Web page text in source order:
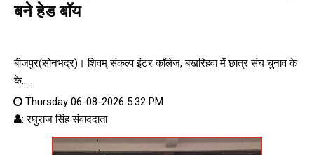
बने हेड बॉय
बीजपुर(सोनभद्र)। शिवम् संकल्प इंटर कॉलेज, बखरिहवा में छात्र संघ चुनाव के
के....
Thursday 06-08-2026 5:32 PM
: रघुराज सिंह संवाददाता